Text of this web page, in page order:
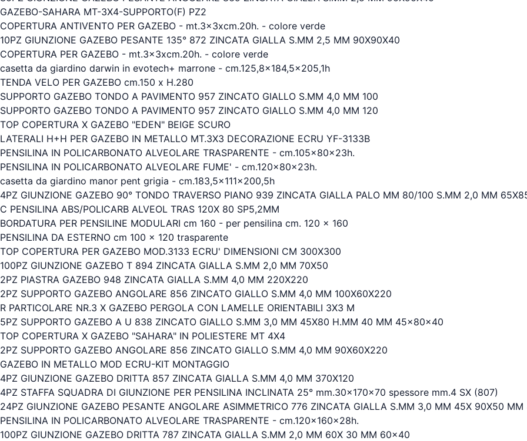
GAZEBO-SAHARA MT-3X4-SUPPORTO(F) PZ2
COPERTURA ANTIVENTO PER GAZEBO - mt.3x3xcm.20h. - colore verde
10PZ GIUNZIONE GAZEBO PESANTE 135° 872 ZINCATA GIALLA S.MM 2,5 MM 90X90X40
COPERTURA PER GAZEBO - mt.3x3xcm.20h. - colore verde
casetta da giardino darwin in evotech+ marrone - cm.125,8x184,5x205,1h
TENDA VELO PER GAZEBO cm.150 x H.280
SUPPORTO GAZEBO TONDO A PAVIMENTO 957 ZINCATO GIALLO S.MM 4,0 MM 100
SUPPORTO GAZEBO TONDO A PAVIMENTO 957 ZINCATO GIALLO S.MM 4,0 MM 120
TOP COPERTURA X GAZEBO "EDEN" BEIGE SCURO
LATERALI H+H PER GAZEBO IN METALLO MT.3X3 DECORAZIONE ECRU YF-3133B
PENSILINA IN POLICARBONATO ALVEOLARE TRASPARENTE - cm.105x80x23h.
PENSILINA IN POLICARBONATO ALVEOLARE FUME' - cm.120x80x23h.
casetta da giardino manor pent grigia - cm.183,5x111x200,5h
4PZ GIUNZIONE GAZEBO 90° TONDO TRAVERSO PIANO 939 ZINCATA GIALLA PALO MM 80/100 S.MM 2,0 MM
C PENSILINA ABS/POLICARB ALVEOL TRAS 120X 80 SP5,2MM
BORDATURA PER PENSILINE MODULARI cm 160 - per pensilina cm. 120 x 160
PENSILINA DA ESTERNO cm 100 x 120 trasparente
TOP COPERTURA PER GAZEBO MOD.3133 ECRU' DIMENSIONI CM 300X300
100PZ GIUNZIONE GAZEBO T 894 ZINCATA GIALLA S.MM 2,0 MM 70X50
2PZ PIASTRA GAZEBO 948 ZINCATA GIALLA S.MM 4,0 MM 220X220
2PZ SUPPORTO GAZEBO ANGOLARE 856 ZINCATO GIALLO S.MM 4,0 MM 100X60X220
R PARTICOLARE NR.3 X GAZEBO PERGOLA CON LAMELLE ORIENTABILI 3X3 M
5PZ SUPPORTO GAZEBO A U 838 ZINCATO GIALLO S.MM 3,0 MM 45X80 H.MM 40 MM 45x80x40
TOP COPERTURA X GAZEBO "SAHARA" IN POLIESTERE MT 4X4
2PZ SUPPORTO GAZEBO ANGOLARE 856 ZINCATO GIALLO S.MM 4,0 MM 90X60X220
GAZEBO IN METALLO MOD ECRU-KIT MONTAGGIO
4PZ GIUNZIONE GAZEBO DRITTA 857 ZINCATA GIALLA S.MM 4,0 MM 370X120
4PZ STAFFA SQUADRA DI GIUNZIONE PER PENSILINA INCLINATA 25° mm.30x170x70 spessore mm.4 SX (807)
24PZ GIUNZIONE GAZEBO PESANTE ANGOLARE ASIMMETRICO 776 ZINCATA GIALLA S.MM 3,0 MM 45X 90X50
PENSILINA IN POLICARBONATO ALVEOLARE TRASPARENTE - cm.120x160x28h.
100PZ GIUNZIONE GAZEBO DRITTA 787 ZINCATA GIALLA S.MM 2,0 MM 60X 30 MM 60x40